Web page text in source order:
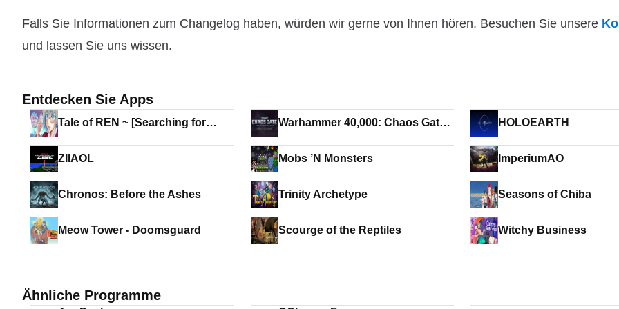
Falls Sie Informationen zum Changelog haben, würden wir gerne von Ihnen hören. Besuchen Sie unsere
und lassen Sie uns wissen.
Entdecken Sie Apps
Tale of REN ~ [Searching for
Warhammer 40,000: Chaos Gate -
Daemonhunters - Execution
Force
HOLOEARTH
ZIIAOL Mobs ’N Monsters ImperiumAO
Chronos: Before the Ashes Trinity Archetype Seasons of Chiba
Meow Tower - Doomsguard Scourge of the Reptiles Witchy Business
Ähnliche Programme